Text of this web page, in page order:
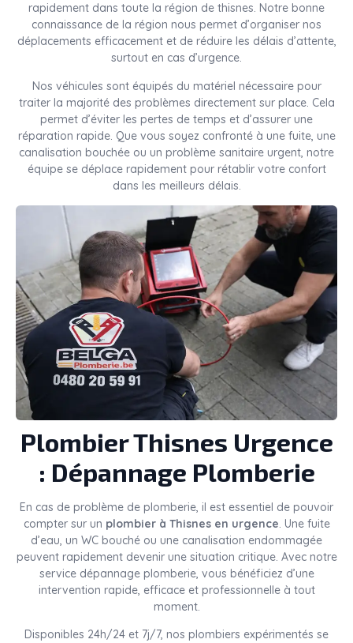
rapidement dans toute la région de thisnes. Notre bonne
connaissance de la région nous permet d’organiser nos
déplacements efficacement et de réduire les délais d’attente,
surtout en cas d’urgence.
Nos véhicules sont équipés du matériel nécessaire pour
traiter la majorité des problèmes directement sur place. Cela
permet d’éviter les pertes de temps et d’assurer une
réparation rapide. Que vous soyez confronté à une fuite, une
canalisation bouchée ou un problème sanitaire urgent, notre
équipe se déplace rapidement pour rétablir votre confort
dans les meilleurs délais.
PlombierThisnes Urgence
: Dépannage Plomberie
En cas de problème de plomberie, il est essentiel de pouvoir
compter sur un plombier à Thisnes en urgence. Une fuite
d’eau, un WC bouché ou une canalisation endommagée
peuvent rapidement devenir une situation critique. Avec notre
service dépannage plomberie, vous bénéficiez d’une
intervention rapide, efficace et professionnelle à tout
moment.
Disponibles 24h/24 et 7j/7, nos plombiers expérimentés se